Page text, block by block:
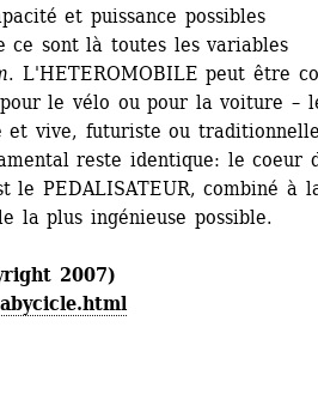
et puissance possibles
ce sont là toutes les variables
. L'HETEROMOBILE peut être
le vélo ou pour la voiture –
et vive, futuriste ou
reste identique: le coeur
le PEDALISATEUR, combiné à
la plus ingénieuse possible.
2007)